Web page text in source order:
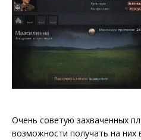
Очень советую захваченных
возможности получать на них